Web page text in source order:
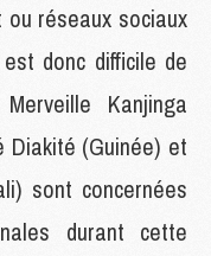
réseaux sociaux
donc difficile de
Kanjinga
Diakité (Guinée) et
sont concernées
durant cette